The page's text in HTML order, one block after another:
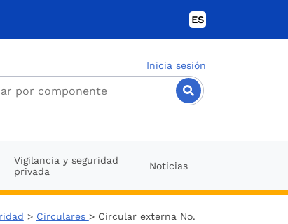
ES
Inicia sesión
Vigilancia y seguridad
privada
Noticias
> Circulares > Circular externa No.